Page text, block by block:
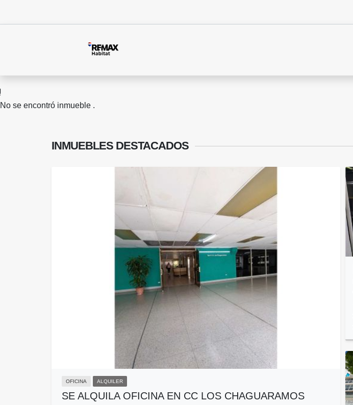
No se encontró inmueble .
INMUEBLES DESTACADOS
OFICINA ALQUILER
SE ALQUILA OFICINA EN CC LOS CHAGUARAMOS